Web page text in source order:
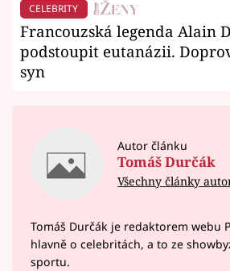
CELEBRITY
Francouzská legenda Alain
podstoupit eutanázii.
syn
Autor článku
Tomáš Durčák
Všechny články
Tomáš Durčák je redaktorem webu
hlavně o celebritách, a to ze
sportu.